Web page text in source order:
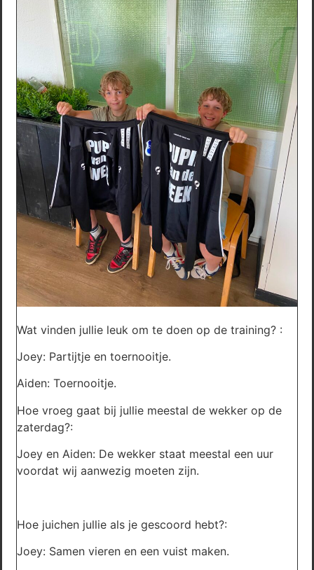
Wat vinden jullie leuk om te doen op de training? :
Joey: Partijtje en toernooitje.
Aiden: Toernooitje.
Hoe vroeg gaat bij jullie meestal de wekker op de
zaterdag?:
Joey en Aiden: De wekker staat meestal een uur
voordat wij aanwezig moeten zijn.
Hoe juichen jullie als je gescoord hebt?:
Joey: Samen vieren en een vuist maken.